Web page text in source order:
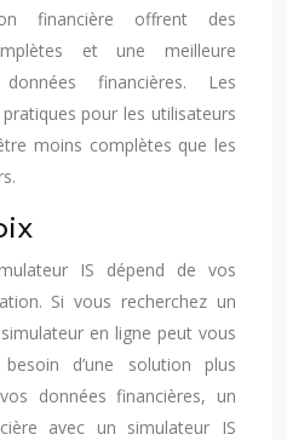
financière offrent des
et une meilleure
financières. Les
pour les utilisateurs
moins complètes que les
IS dépend de vos
Si vous recherchez un
en ligne peut vous
d’une solution plus
données financières, un
avec un simulateur IS